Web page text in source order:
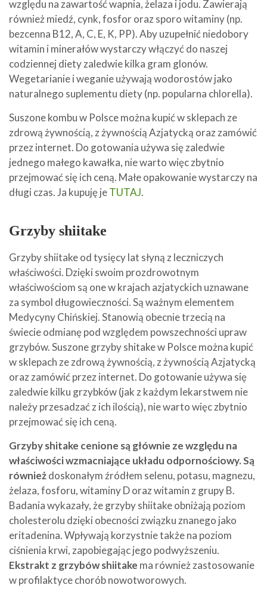
względu na zawartość wapnia, żelaza i jodu. Zawierają
również miedź, cynk, fosfor oraz sporo witaminy (np.
bezcenna B12, A, C, E, K, PP). Aby uzupełnić niedobory
witamin i minerałów wystarczy włączyć do naszej
codziennej diety zaledwie kilka gram glonów.
Wegetarianie i weganie używają wodorostów jako
naturalnego suplementu diety (np. popularna chlorella).
Suszone kombu w Polsce można kupić w sklepach ze
zdrową żywnością, z żywnością Azjatycką oraz zamówić
przez internet. Do gotowania używa się zaledwie
jednego małego kawałka, nie warto więc zbytnio
przejmować się ich ceną. Małe opakowanie wystarczy na
długi czas. Ja kupuję jeTUTAJ.
Grzyby shiitake
Grzyby shiitake od tysięcy lat słyną z leczniczych
właściwości. Dzięki swoim prozdrowotnym
właściwościom są one w krajach azjatyckich uznawane
za symbol długowieczności. Są ważnym elementem
Medycyny Chińskiej. Stanowią obecnie trzecią na
świecie odmianę pod względem powszechności upraw
grzybów. Suszone grzyby shitake w Polsce można kupić
w sklepach ze zdrową żywnością, z żywnością Azjatycką
oraz zamówić przez internet. Do gotowanie używa się
zaledwie kilku grzybków (jak z każdym lekarstwem nie
należy przesadzać z ich ilością), nie warto więc zbytnio
przejmować się ich ceną.
Grzyby shitake cenione są głównie ze względu na
właściwości wzmacniające układu odpornościowy. Są
równieżdoskonałym źródłem selenu, potasu, magnezu,
żelaza, fosforu, witaminy D oraz witamin z grupy B.
Badania wykazały, że grzyby shiitake obniżają poziom
cholesterolu dzięki obecności związku znanego jako
eritadenina. Wpływają korzystnie także na poziom
ciśnienia krwi, zapobiegając jego podwyższeniu.
Ekstrakt z grzybów shiitake ma również zastosowanie
w profilaktyce chorób nowotworowych.